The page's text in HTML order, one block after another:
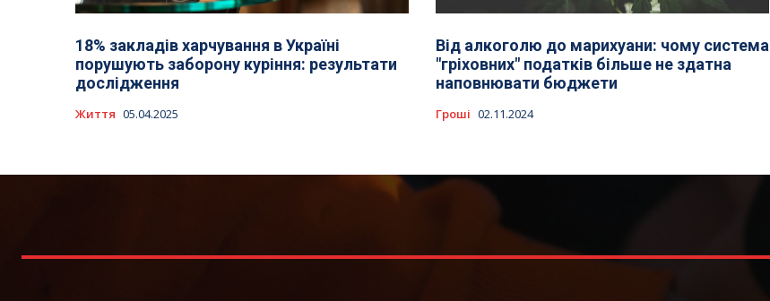
18% закладів харчування в Україні
порушують заборону куріння: результати
дослідження
Життя 05.04.2025
Від алкоголю до марихуани: чому система
"гріховних" податків більше не здатна
наповнювати бюджети
Гроші 02.11.2024